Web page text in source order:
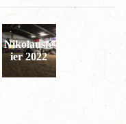
Nikolausfe
ier 2022